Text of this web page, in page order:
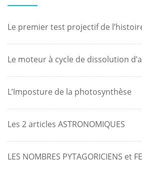
Le premier test projectif de
Le moteur à cycle de dissolution
L’Imposture de la photosynthèse
Les 2 articles ASTRONOMIQUES
LES NOMBRES PYTAGORICIENS et